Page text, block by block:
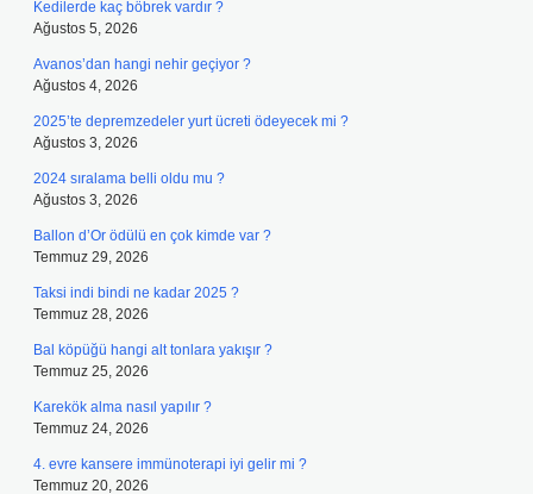
Kedilerde kaç böbrek vardır ?
Ağustos 5, 2026
Avanos’dan hangi nehir geçiyor ?
Ağustos 4, 2026
2025’te depremzedeler yurt ücreti ödeyecek mi ?
Ağustos 3, 2026
2024 sıralama belli oldu mu ?
Ağustos 3, 2026
Ballon d’Or ödülü en çok kimde var ?
Temmuz 29, 2026
Taksi indi bindi ne kadar 2025 ?
Temmuz 28, 2026
Bal köpüğü hangi alt tonlara yakışır ?
Temmuz 25, 2026
Karekök alma nasıl yapılır ?
Temmuz 24, 2026
4. evre kansere immünoterapi iyi gelir mi ?
Temmuz 20, 2026